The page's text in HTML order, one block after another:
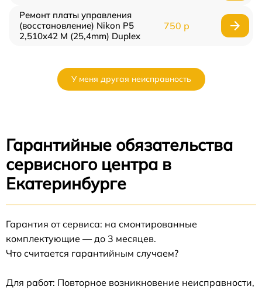
Ремонт платы управления
(восстановление) Nikon P5
2,510x42 M (25,4mm) Duplex
750 р
У меня другая неисправность
Гарантийные обязательства
сервисного центра в
Екатеринбурге
Гарантия от сервиса: на смонтированные
комплектующие — до 3 месяцев.
Что считается гарантийным случаем?
Для работ: Повторное возникновение неисправности,